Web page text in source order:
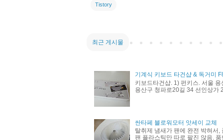
Tistory
최근 게시물
기계식 키보드 타건샵 & 독거미
키보드타건샵. 1) 펀키스. 서울
용산구 청파로20길 34 선인상가
싼타페 블로워모터 앗세이 교체
탈취제 냄새가 팬에 완전 박혀서
팬 플라스틱만 따로 팔진 않음.